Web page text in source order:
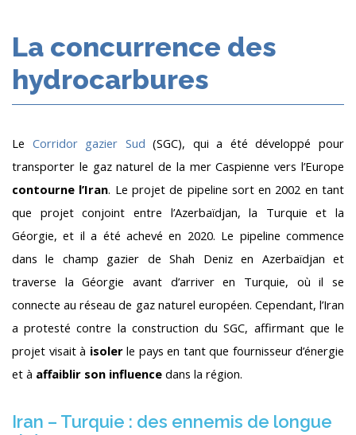
La concurrence des
hydrocarbures
Le Corridor gazier Sud (SGC), qui a été développé pour
transporter le gaz naturel de la mer Caspienne vers l’Europe
contourne l’Iran. Le projet de pipeline sort en 2002 en tant
que projet conjoint entre l’Azerbaïdjan, la Turquie et la
Géorgie, et il a été achevé en 2020. Le pipeline commence
dans le champ gazier de Shah Deniz en Azerbaïdjan et
traverse la Géorgie avant d’arriver en Turquie, où il se
connecte au réseau de gaz naturel européen. Cependant, l’Iran
a protesté contre la construction du SGC, affirmant que le
projet visait à isolerle pays en tant que fournisseur d’énergie
et à affaiblir son influence dans la région.
Iran – Turquie : des ennemis de longue